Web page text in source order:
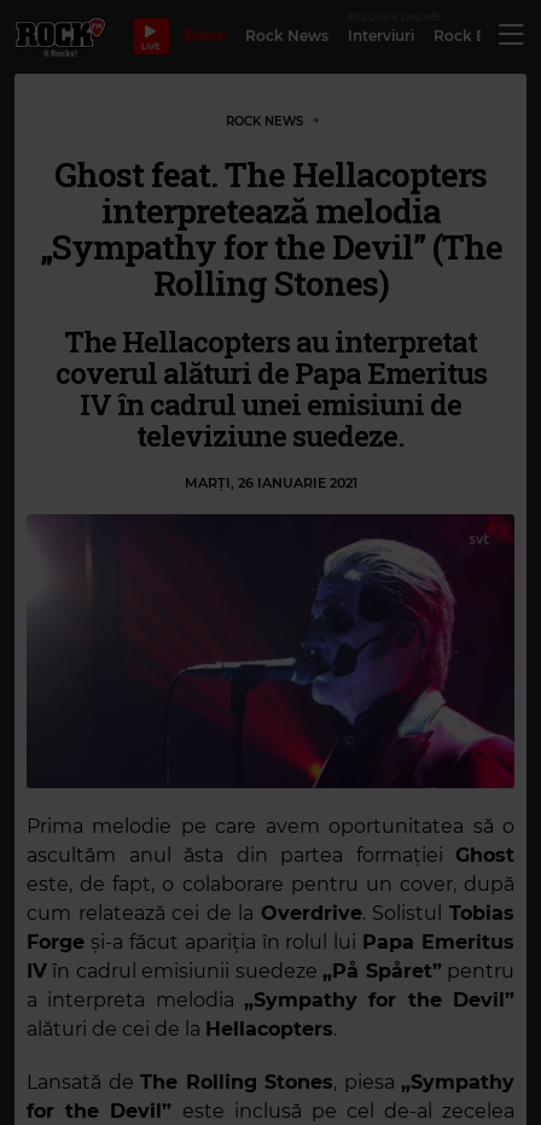
LIVE
Bilete Rock News Interviuri Rock
ROCK NEWS
Ghost feat. The Hellacopters
interpretează melodia
„Sympathy for the Devil” (The
Rolling Stones)
The Hellacopters au interpretat
coverul alături de Papa Emeritus
IV în cadrul unei emisiuni de
televiziune suedeze.
MARȚI, 26 IANUARIE 2021
Prima melodie pe care avem oportunitatea să o
ascultăm anul ăsta din partea formației Ghost
este, de fapt, o colaborare pentru un cover, după
cum relatează cei de la Overdrive. SolistulTobias
Forge și-a făcut apariția în rolul lui Papa Emeritus
IV în cadrul emisiunii suedeze„På Spåret”pentru
a interpreta melodia „Sympathy for the Devil”
alături de cei de la Hellacopters.
Lansată de The Rolling Stones, piesa „Sympathy
for the Devil” este inclusă pe cel de-al zecelea